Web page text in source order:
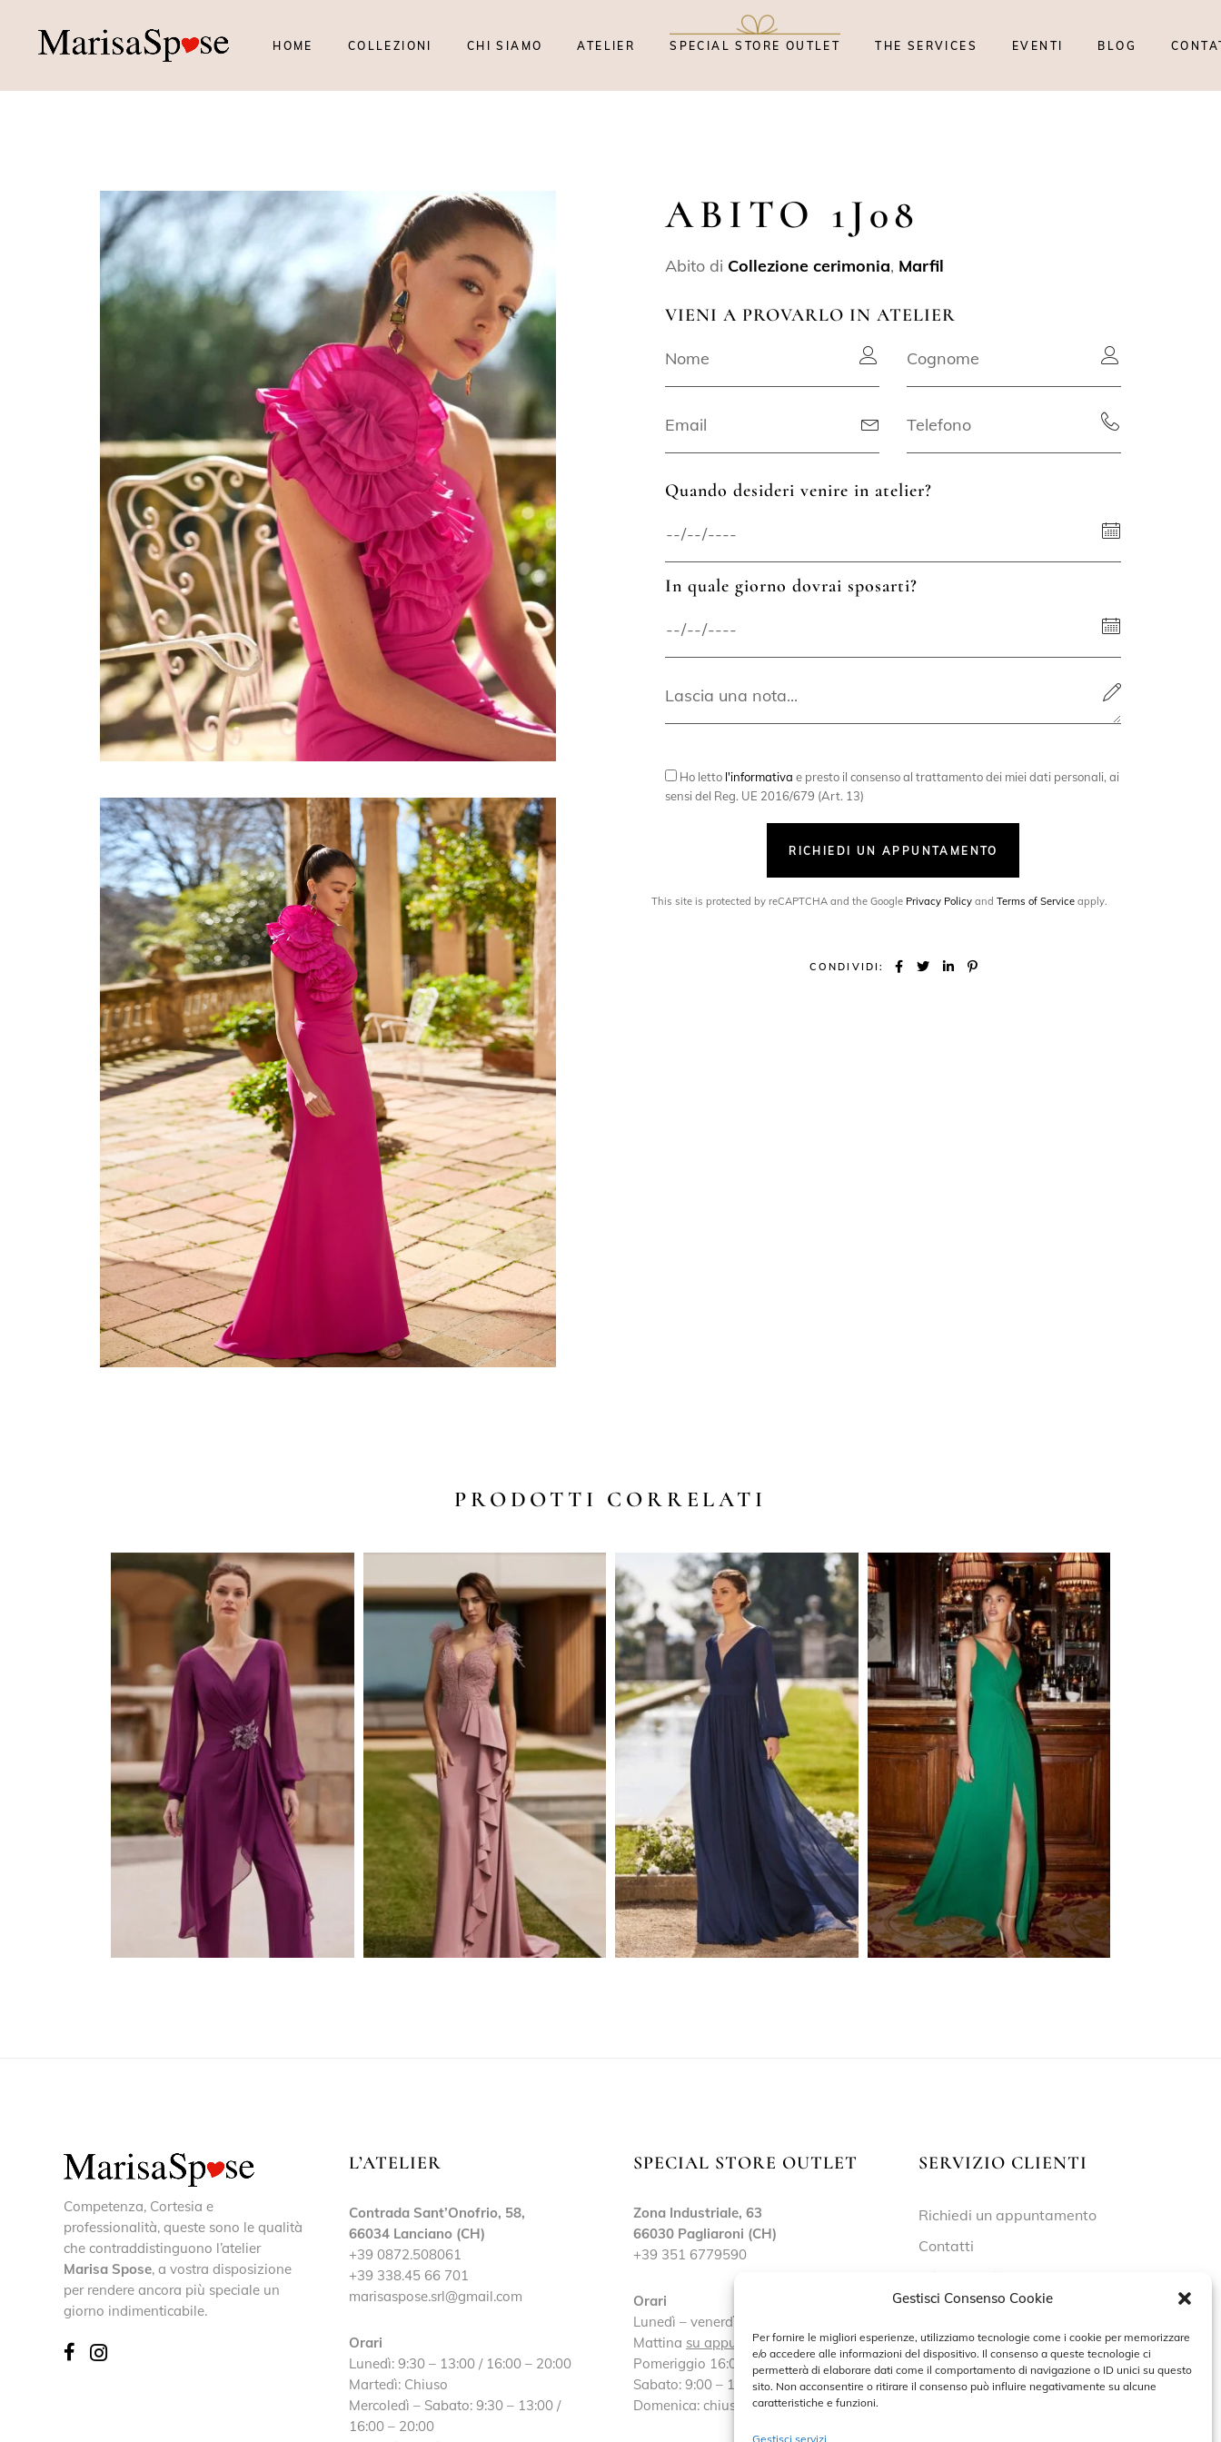
Gestisci Consenso Cookie
Per fornire le migliori esperienze, utilizziamo tecnologie come i cookie per memorizzare
e/o accedere alle informazioni del dispositivo. Il consenso a queste tecnologie ci
permetterà di elaborare dati come il comportamento di navigazione o ID unici su questo
sito. Non acconsentire o ritirare il consenso può influire negativamente su alcune
caratteristiche e funzioni.
Gestisci servizi
HOME COLLEZIONI CHI SIAMO ATELIER SPECIAL STORE OUTLET THE SERVICES EVENTI BLOG
ABITO 1J08
Abito di Collezione cerimonia, Marfil
VIENI A PROVARLO IN ATELIER
Quando desideri venire in atelier?
In quale giorno dovrai sposarti?
Ho letto l'informativa e presto il consenso al trattamento dei miei dati personali, ai
sensi del Reg. UE 2016/679 (Art. 13)
RICHIEDI UN APPUNTAMENTO
This site is protected by reCAPTCHA and the Google Privacy Policy and Terms of Service apply.
CONDIVIDI:
PRODOTTI CORRELATI
Competenza, Cortesia e
professionalità, queste sono le qualità
che contraddistinguono l’atelier
Marisa Spose, a vostra disposizione
per rendere ancora più speciale un
giorno indimenticabile.
L’ATELIER
Contrada Sant’Onofrio, 58,
66034 Lanciano (CH)
+39 0872.508061
+39 338.45 66 701
marisaspose.srl@gmail.com
Orari
Lunedì: 9:30 – 13:00 / 16:00 – 20:00
Martedì: Chiuso
Mercoledì – Sabato: 9:30 – 13:00 /
16:00 – 20:00
SPECIAL STORE OUTLET
Zona Industriale, 63
66030 Pagliaroni (CH)
+39 351 6779590
Orari
Lunedì – venerdì:
Mattina su appuntamento
Pomeriggio 16:00 – 19:30
Sabato: 9:00 – 13:00 / 16:30 – 19:30
Domenica: chiuso
SERVIZIO CLIENTI
Richiedi un appuntamento
Contatti
Cookie Policy